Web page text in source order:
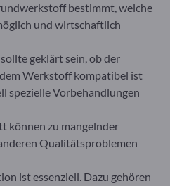
bestimmt, welche
und wirtschaftlich
geklärt sein, ob der
Werkstoff kompatibel ist
spezielle Vorbehandlungen
können zu mangelnder
Qualitätsproblemen
ist essenziell. Dazu gehören